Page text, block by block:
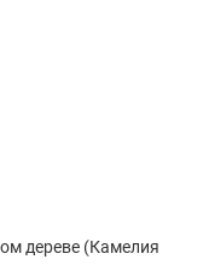
дереве (Камелия